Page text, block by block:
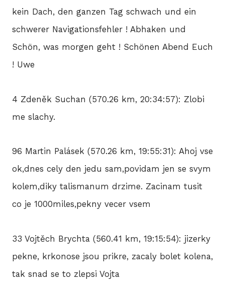
kein Dach, den ganzen Tag schwach und ein
schwerer Navigationsfehler ! Abhaken und
Schön, was morgen geht ! Schönen Abend Euch
! Uwe
4 Zdeněk Suchan (570.26 km, 20:34:57): Zlobi
me slachy.
96 Martin Palásek (570.26 km, 19:55:31): Ahoj vse
ok,dnes cely den jedu sam,povidam jen se svym
kolem,diky talismanum drzime. Zacinam tusit
co je 1000miles,pekny vecer vsem
33 Vojtěch Brychta (560.41 km, 19:15:54): jizerky
pekne, krkonose jsou prikre, zacaly bolet kolena,
tak snad se to zlepsi Vojta